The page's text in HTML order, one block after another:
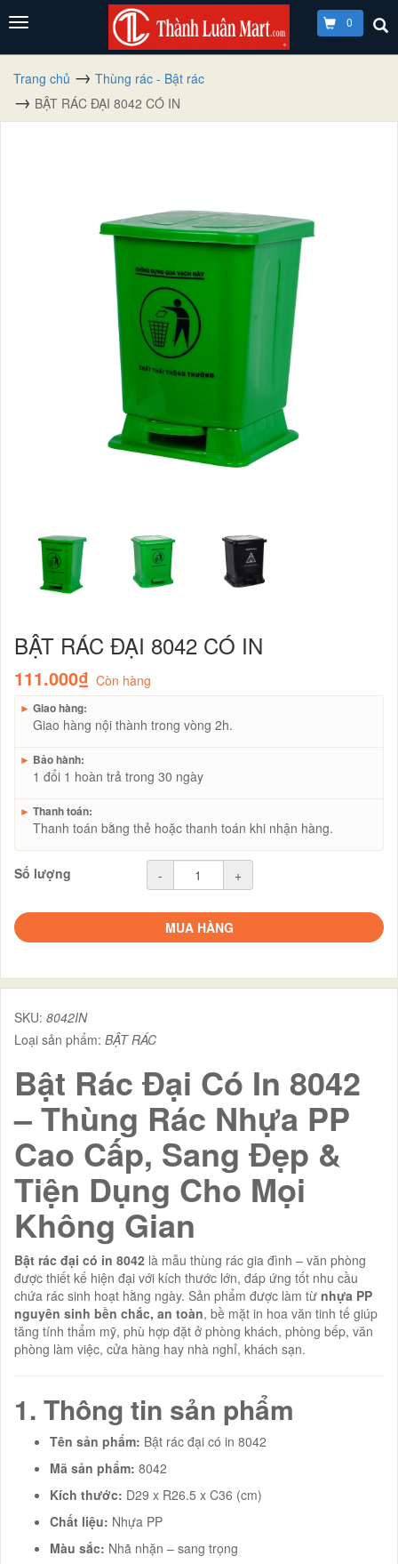
0
Trang chủ
Thùng rác - Bật rác
BẬT RÁC ĐẠI 8042 CÓ IN
BẬT RÁC ĐẠI 8042 CÓ IN
111.000₫ Còn hàng
► Giao hàng:
Giao hàng nội thành trong vòng 2h.
► Bảo hành:
1 đổi 1 hoàn trả trong 30 ngày
► Thanh toán:
Thanh toán bằng thẻ hoặc thanh toán khi nhận hàng.
Số lượng - +
MUA HÀNG
SKU: 8042IN
Loại sản phẩm: BẬT RÁC
Bật Rác Đại Có In 8042
– Thùng Rác Nhựa PP
Cao Cấp, Sang Đẹp &
Tiện Dụng Cho Mọi
Không Gian
Bật rác đại có in 8042 là mẫu thùng rác gia đình – văn phòng
được thiết kế hiện đại với kích thước lớn, đáp ứng tốt nhu cầu
chứa rác sinh hoạt hằng ngày. Sản phẩm được làm từ nhựa PP
nguyên sinh bền chắc, an toàn, bề mặt in hoa văn tinh tế giúp
tăng tính thẩm mỹ, phù hợp đặt ở phòng khách, phòng bếp, văn
phòng làm việc, cửa hàng hay nhà nghỉ, khách sạn.
1. Thông tin sản phẩm
Tên sản phẩm: Bật rác đại có in 8042
Mã sản phẩm: 8042
Kích thước: D29 x R26.5 x C36 (cm)
Chất liệu: Nhựa PP
Màu sắc: Nhã nhặn – sang trọng